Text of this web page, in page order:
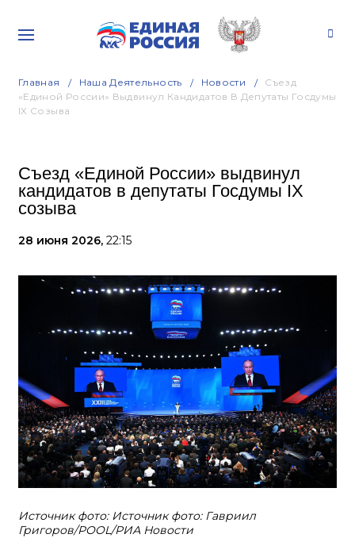
Главная Наша Деятельность Новости
Съезд
«Единой России» Выдвинул Кандидатов В Депутаты Госдумы
IX Созыва
Съезд «Единой России» выдвинул
кандидатов в депутаты Госдумы IX
созыва
28 июня 2026, 22:15
Источник фото: Источник фото: Гавриил
Григоров/POOL/РИА Новости